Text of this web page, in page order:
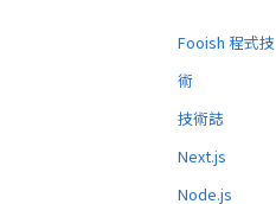
Fooish 程式技
術
技術誌
Next.js
Node.js